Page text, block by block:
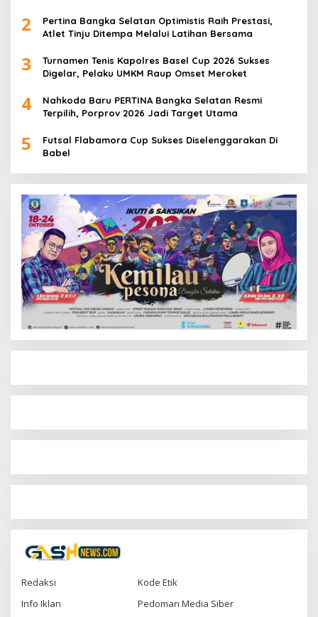
2
Pertina Bangka Selatan Optimistis Raih Prestasi,
Atlet Tinju Ditempa Melalui Latihan Bersama
3
Turnamen Tenis Kapolres Basel Cup 2026 Sukses
Digelar, Pelaku UMKM Raup Omset Meroket
4
Nahkoda Baru PERTINA Bangka Selatan Resmi
Terpilih, Porprov 2026 Jadi Target Utama
5
Futsal Flabamora Cup Sukses Diselenggarakan Di
Babel
Redaksi
Kode Etik
Info Iklan
Pedoman Media Siber